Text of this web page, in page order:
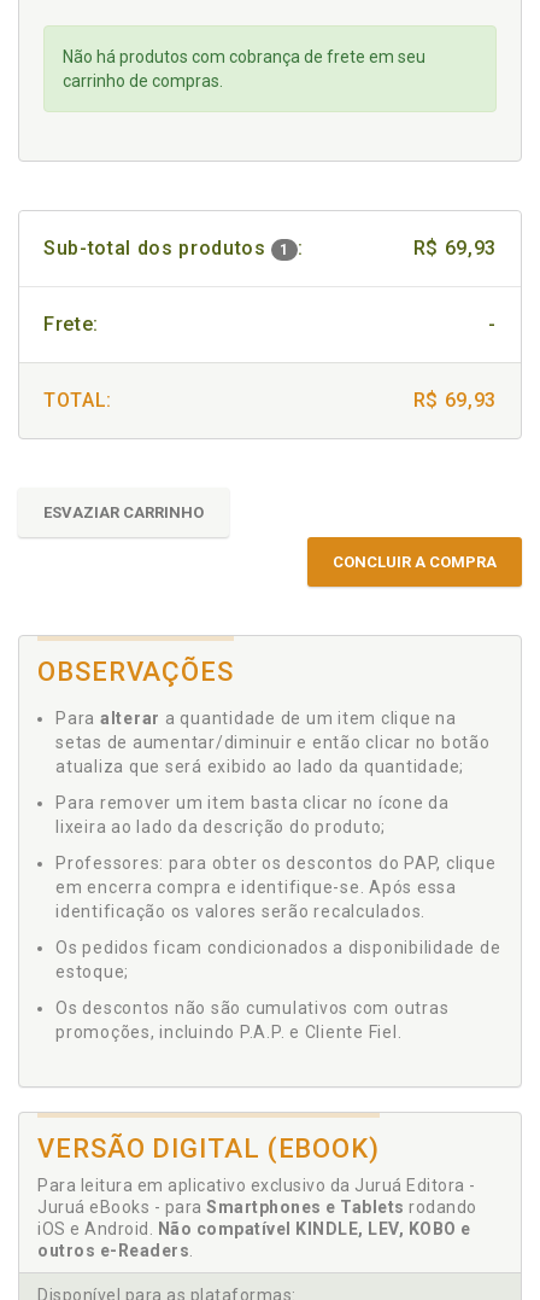
Não há produtos com cobrança de frete em seu
carrinho de compras.
Sub-total dos produtos 1 : R$ 69,93
Frete: -
TOTAL: R$ 69,93
ESVAZIAR CARRINHO
CONCLUIR A COMPRA
OBSERVAÇÕES
Para alterar a quantidade de um item clique na
setas de aumentar/diminuir e então clicar no botão
atualiza que será exibido ao lado da quantidade;
Para remover um item basta clicar no ícone da
lixeira ao lado da descrição do produto;
Professores: para obter os descontos do PAP, clique
em encerra compra e identifique-se. Após essa
identificação os valores serão recalculados.
Os pedidos ficam condicionados a disponibilidade de
estoque;
Os descontos não são cumulativos com outras
promoções, incluindo P.A.P. e Cliente Fiel.
VERSÃO DIGITAL (EBOOK)
Para leitura em aplicativo exclusivo da Juruá Editora -
Juruá eBooks - para Smartphones e Tablets rodando
iOS e Android.
Não compatível KINDLE, LEV, KOBO e
outros e-Readers
Disponível para as plataformas: